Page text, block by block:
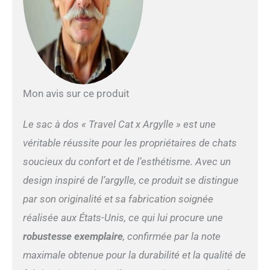
seulement spacieux mais
également approuvé par les
compagnies aériennes,
assurant une expérience de
voyage sans tracas pour
compagnie bien-aimé.
pour la durabilité et le
confort, ce sac à dos à
dispose d'une excellente
ventilation avec une maille
côtés. Le devant est équipé
de nombreux trous
respiration de votre
compagnon félin pendant le
Mon avis sur ce produit
Le sac à dos « Travel Cat x Argylle » est une
véritable réussite pour les propriétaires de chats
soucieux du confort et de l’esthétisme. Avec un
design inspiré de l’argylle, ce produit se distingue
par son originalité et sa fabrication soignée
réalisée aux États-Unis, ce qui lui procure une
robustesse exemplaire, confirmée par la note
maximale obtenue pour la durabilité et la qualité de